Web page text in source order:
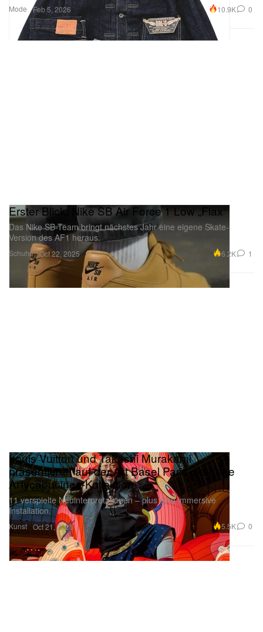
Mode Feb 5, 2026 10.9K 0
Schuhe
Erster Blick: Nike SB Air Force 1 Low „Flax“
Das Nike SB-Team bringt nächstes Jahr eine eigene Skate-
Version des AF1 heraus.
Oct 22, 2025 6.2K 1
Kunst
Louis Vuitton und Takashi Murakami
präsentieren auf der Art Basel Paris die neue
Artycapucines-Kollektion
11 verspielte Neuinterpretationen – plus eine immersive
Installation.
Oct 21, 2025 5.5K 0